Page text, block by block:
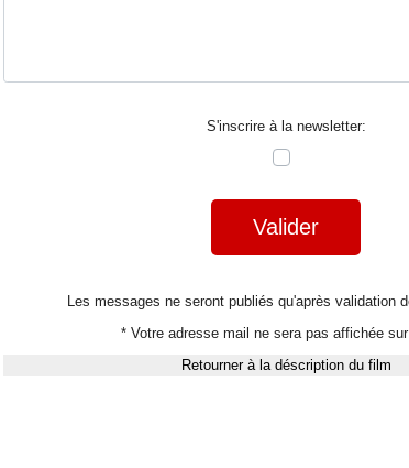
S'inscrire à la newsletter:
Valider
Les messages ne seront publiés qu'après validation
* Votre adresse mail ne sera pas affichée
Retourner à la déscription du film